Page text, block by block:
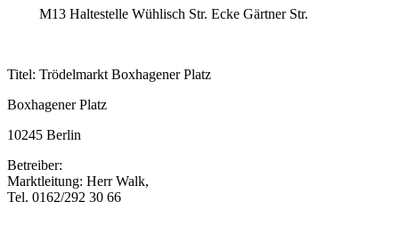
M13 Haltestelle Wühlisch Str. Ecke Gärtner Str.
Titel: Trödelmarkt Boxhagener Platz
Boxhagener Platz
10245 Berlin
Betreiber:
Marktleitung: Herr Walk,
Tel. 0162/292 30 66